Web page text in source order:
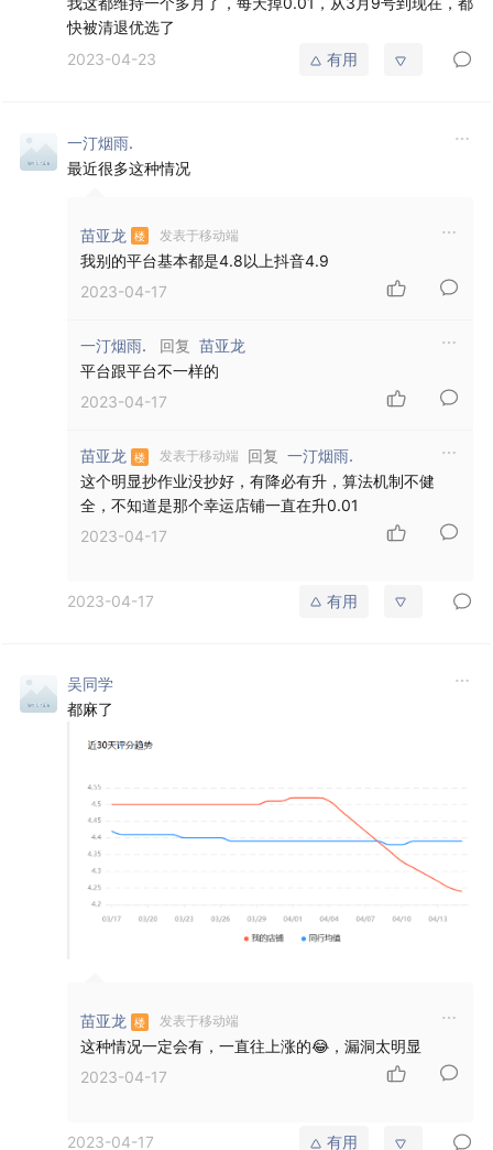
快被清退优选了
2023-04-23
有用
一汀烟雨.
最近很多这种情况
苗亚龙 发表于移动端
我别的平台基本都是4.8以上抖音4.9
2023-04-17
一汀烟雨. 回复 苗亚龙
平台跟平台不一样的
2023-04-17
苗亚龙 发表于移动端 回复 一汀烟雨.
这个明显抄作业没抄好，有降必有升，算法机制不健
全，不知道是那个幸运店铺一直在升0.01
2023-04-17
2023-04-17 有用
吴同学
都麻了
苗亚龙 发表于移动端
这种情况一定会有，一直往上涨的😂，漏洞太明显
2023-04-17
2023-04-17 有用